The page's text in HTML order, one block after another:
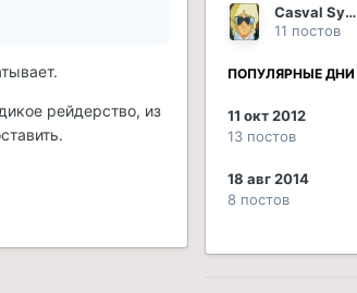
рейдерство, из
Casval Sylvius
11 постов
ПОПУЛЯРНЫЕ ДНИ
11 окт 2012
13 постов
18 авг 2014
8 постов